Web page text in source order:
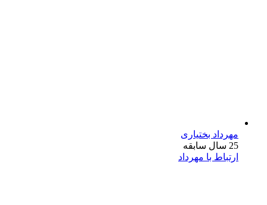
مهرداد بختیاری
25 سال سابقه
ارتباط با مهرداد